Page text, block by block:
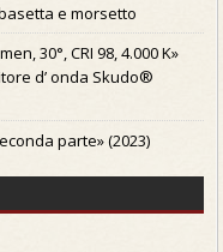
e morsetto
30°, CRI 98, 4.000 K»
d’ onda Skudo®
parte» (2023)